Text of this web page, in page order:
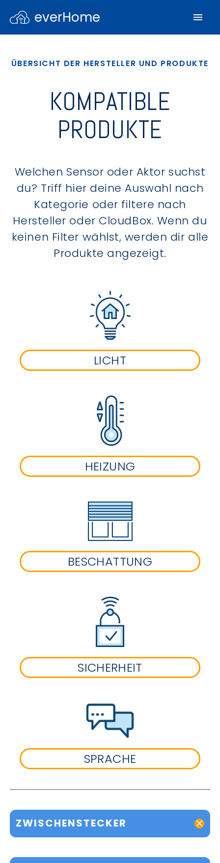
everHome
ÜBERSICHT DER HERSTELLER UND PRODUKTE
KOMPATIBLE
PRODUKTE
Welchen Sensor oder Aktor suchst
du? Triff hier deine Auswahl nach
Kategorie oder filtere nach
Hersteller oder CloudBox. Wenn du
keinen Filter wählst, werden dir alle
Produkte angezeigt.
LICHT
HEIZUNG
BESCHATTUNG
SICHERHEIT
SPRACHE
ZWISCHENSTECKER